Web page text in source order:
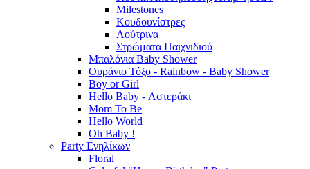
Milestones
Κουδουνίστρες
Λούτρινα
Στρώματα Παιχνιδιού
Μπαλόνια Baby Shower
Ουράνιο Τόξο - Rainbow - Baby Shower
Boy or Girl
Hello Baby - Αστεράκι
Mom To Be
Hello World
Oh Baby !
Party Ενηλίκων
Floral